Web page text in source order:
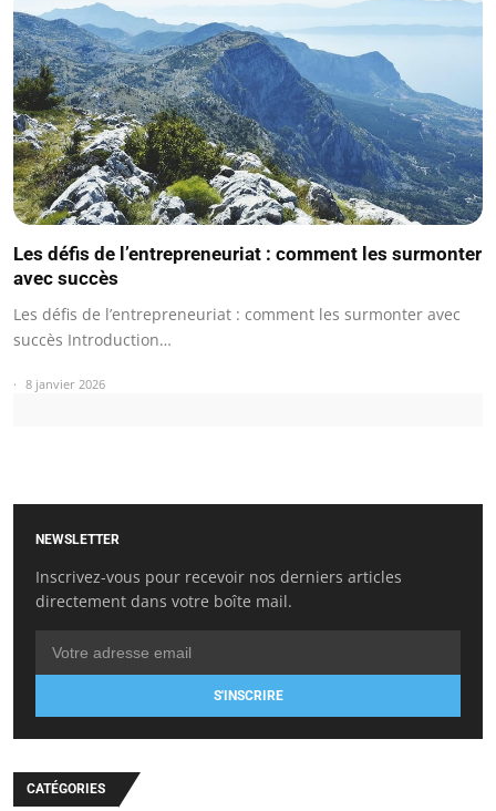
Les défis de l’entrepreneuriat : comment les surmonter
avec succès
Les défis de l’entrepreneuriat : comment les surmonter avec
succès Introduction…
8 janvier 2026
NEWSLETTER
Inscrivez-vous pour recevoir nos derniers articles
directement dans votre boîte mail.
S'INSCRIRE
CATÉGORIES